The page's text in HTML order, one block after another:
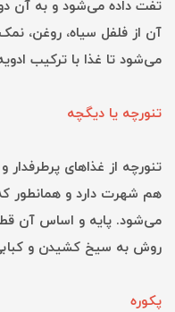
تفت داده می‌شود و به آن
آن از فلفل سیاه، روغن،
می‌شود تا غذا با ترکیب
تنورچه یا دیگچه
تنورچه از غذاهای
هم شهرت دارد و همانطور
می‌شود. پایه و اساس آن
روش به سیخ کشیدن و
پکوره